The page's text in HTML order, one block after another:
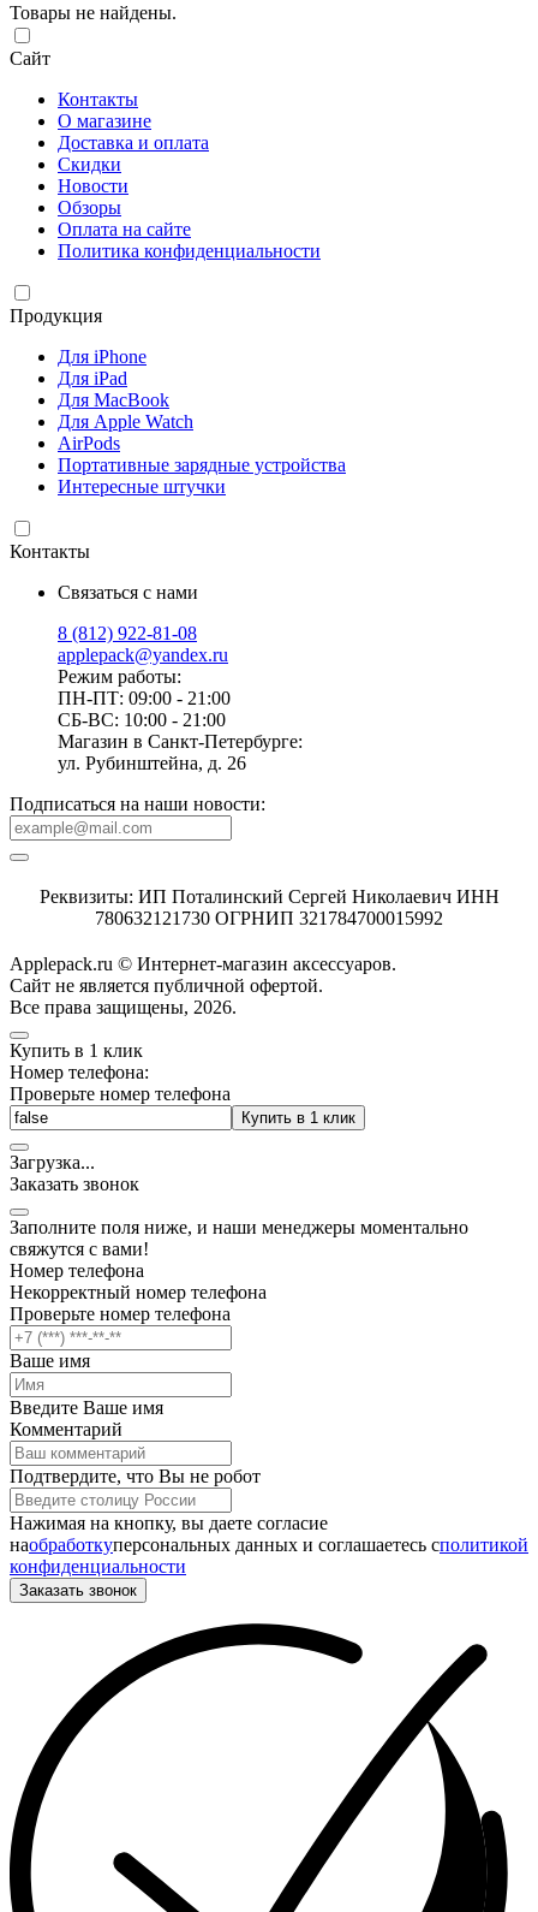
Товары не найдены.
Сайт
Контакты
О магазине
Доставка и оплата
Скидки
Новости
Обзоры
Оплата на сайте
Политика конфиденциальности
Продукция
Для iPhone
Для iPad
Для MacBook
Для Apple Watch
AirPods
Портативные зарядные устройства
Интересные штучки
Контакты
Связаться с нами
8 (812) 922-81-08
applepack@yandex.ru
Режим работы:
ПН-ПТ: 09:00 - 21:00
СБ-ВС: 10:00 - 21:00
Магазин в Санкт-Петербурге:
ул. Рубинштейна, д. 26
Подписаться на наши новости:
Реквизиты: ИП Поталинский Сергей Николаевич ИНН
780632121730 ОГРНИП 321784700015992
Applepack.ru © Интернет-магазин аксессуаров.
Cайт не является публичной офертой.
Все права защищены, 2026.
Купить в 1 клик
Номер телефона:
Проверьте номер телефона
Купить в 1 клик
Загрузка...
Заказать звонок
Заполните поля ниже, и наши менеджеры моментально
свяжутся с вами!
Номер телефона
Некорректный номер телефона
Проверьте номер телефона
Ваше имя
Введите Ваше имя
Комментарий
Подтвердите, что Вы не робот
Нажимая на кнопку, вы даете согласие
наобработкуперсональных данных и соглашаетесь cполитикой
конфиденциальности
Заказать звонок